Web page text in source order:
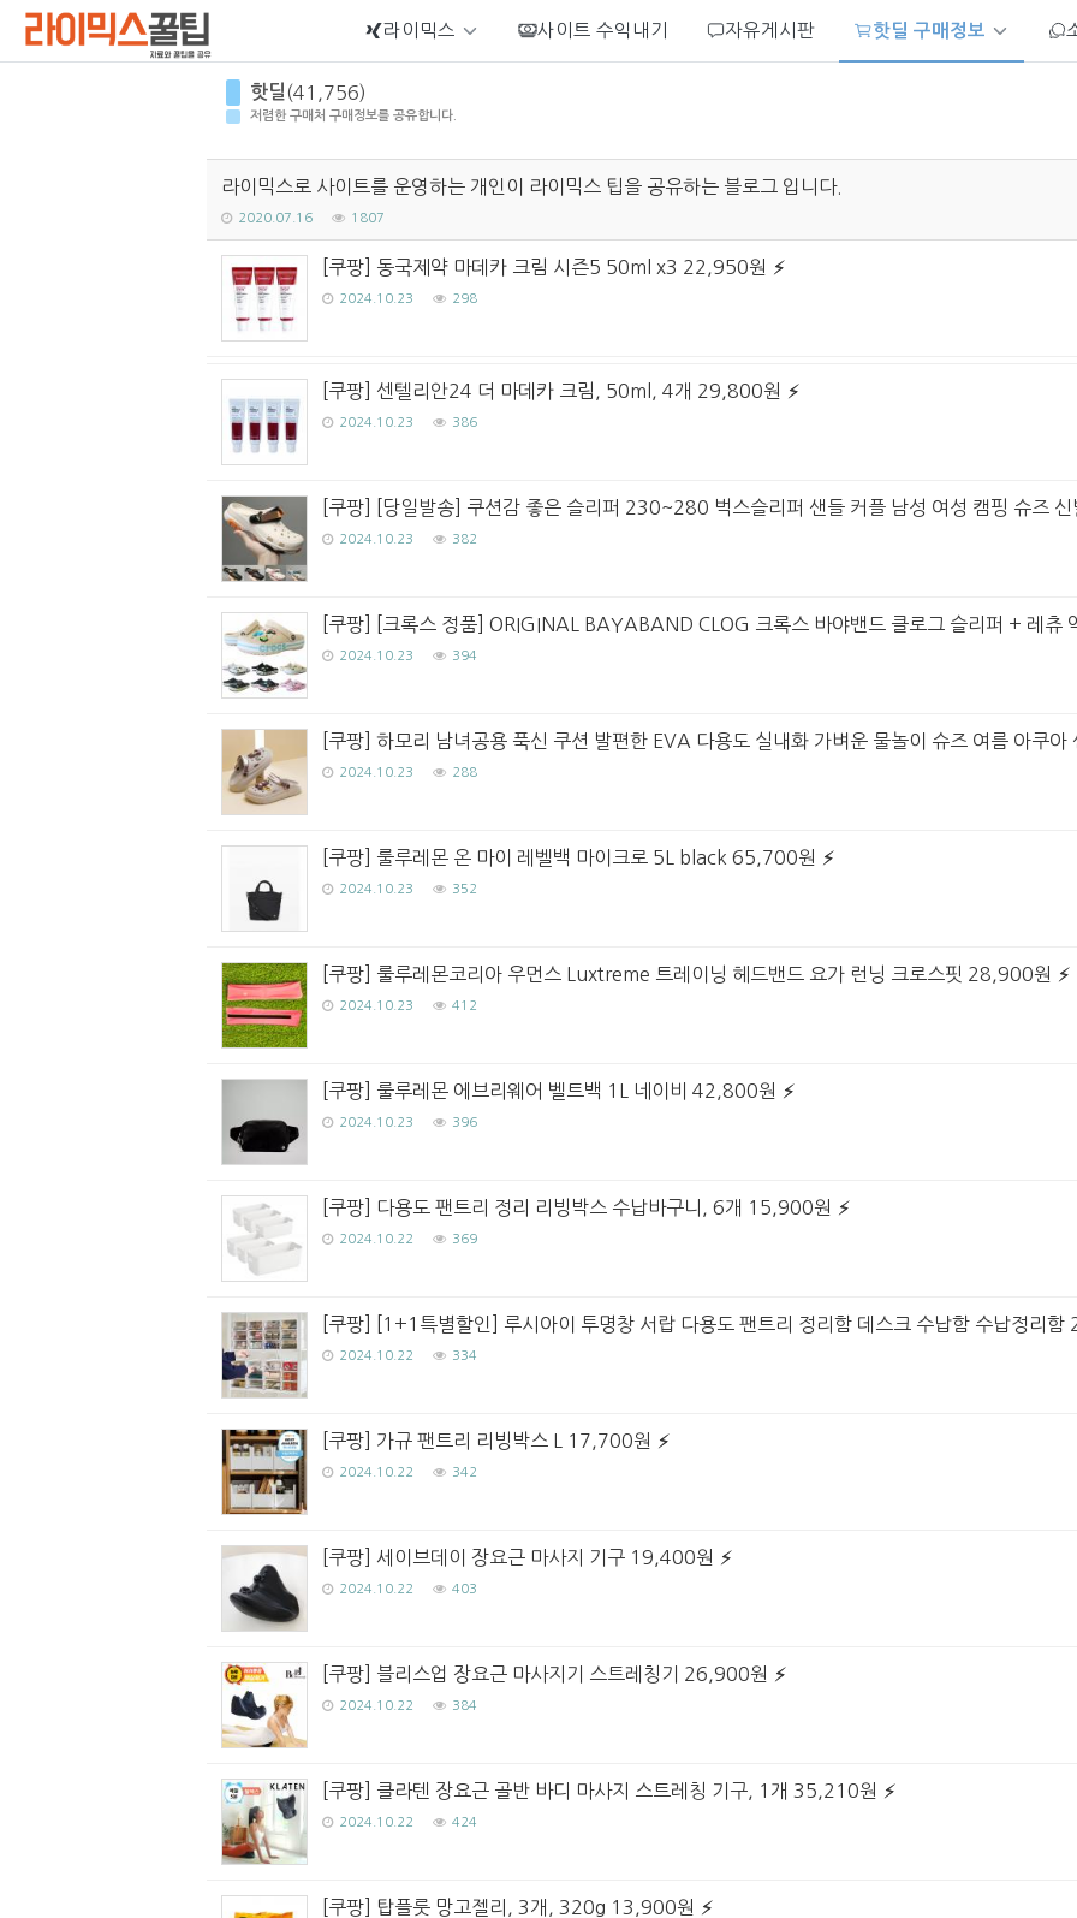
라이믹스 사이트 수익내기 자유게시판 핫딜 구매정보
핫딜 (41,756)
저렴한 구매처 구매정보를 공유합니다.
라이믹스로 사이트를 운영하는 개인이 라이믹스 팁을 공유하는 블로그 입니다.
2020.07.16 1807
[쿠팡] 동국제약 마데카 크림 시즌5 50ml x3 22,950원
2024.10.23 298
[쿠팡] 센텔리안24 더 마데카 크림, 50ml, 4개 29,800원
2024.10.23 386
[쿠팡] [당일발송] 쿠션감 좋은 슬리퍼 230~280 벅스슬리퍼 샌들 커플 남성 여성 캠핑 슈즈
2024.10.23 382
[쿠팡] [크록스 정품] ORIGINAL BAYABAND CLOG 크록스 바야밴드 클로그 슬리퍼 + 레츄
2024.10.23 394
[쿠팡] 하모리 남녀공용 푹신 쿠션 발편한 EVA 다용도 실내화 가벼운 물놀이 슈즈 여름 아쿠
2024.10.23 288
[쿠팡] 룰루레몬 온 마이 레벨백 마이크로 5L black 65,700원
2024.10.23 352
[쿠팡] 룰루레몬코리아 우먼스 Luxtreme 트레이닝 헤드밴드 요가 런닝 크로스핏 28,900원
2024.10.23 412
[쿠팡] 룰루레몬 에브리웨어 벨트백 1L 네이비 42,800원
2024.10.23 396
[쿠팡] 다용도 팬트리 정리 리빙박스 수납바구니, 6개 15,900원
2024.10.22 369
[쿠팡] [1+1특별할인] 루시아이 투명창 서랍 다용도 팬트리 정리함 데스크 수납함 수납정리
2024.10.22 334
[쿠팡] 가규 팬트리 리빙박스 L 17,700원
2024.10.22 342
[쿠팡] 세이브데이 장요근 마사지 기구 19,400원
2024.10.22 403
[쿠팡] 블리스업 장요근 마사지기 스트레칭기 26,900원
2024.10.22 384
[쿠팡] 클라텐 장요근 골반 바디 마사지 스트레칭 기구, 1개 35,210원
2024.10.22 424
[쿠팡] 탑플룻 망고젤리, 3개, 320g 13,900원
Sketchbook5, 스케치북5
Sketchbook5, 스케치북5